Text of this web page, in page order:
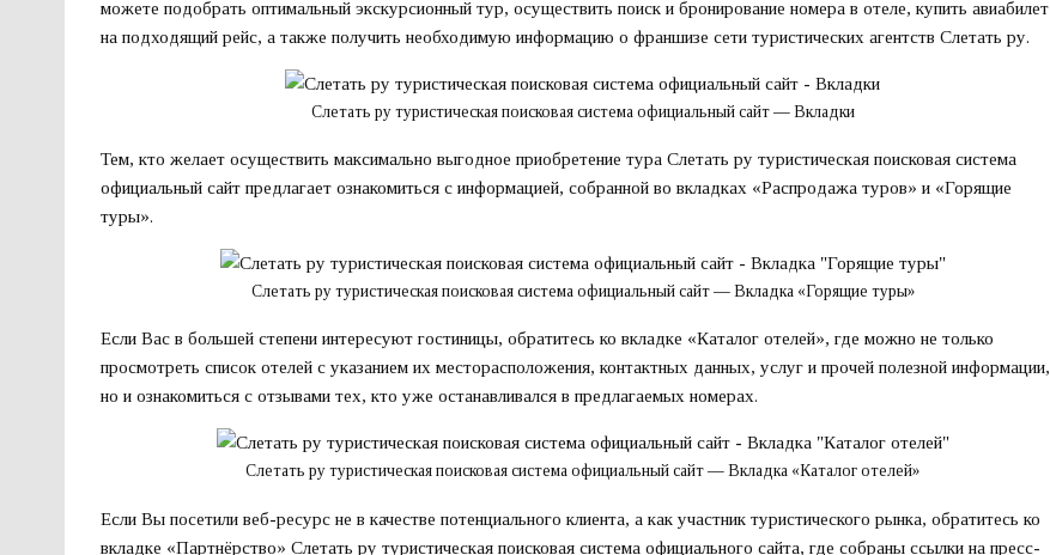
можете подобрать оптимальный экскурсионный тур, осуществить поиск и бронирование номера в отеле, купить авиабилет
на подходящий рейс, а также получить необходимую информацию о франшизе сети туристических агентств Слетать ру.
Слетать ру туристическая поисковая система официальный сайт — Вкладки
Тем, кто желает осуществить максимально выгодное приобретение тура Слетать ру туристическая поисковая система
официальный сайт предлагает ознакомиться с информацией, собранной во вкладках «Распродажа туров» и «Горящие
туры».
Слетать ру туристическая поисковая система официальный сайт — Вкладка «Горящие туры»
Если Вас в большей степени интересуют гостиницы, обратитесь ко вкладке «Каталог отелей», где можно не только
просмотреть список отелей с указанием их месторасположения, контактных данных, услуг и прочей полезной информации,
но и ознакомиться с отзывами тех, кто уже останавливался в предлагаемых номерах.
Слетать ру туристическая поисковая система официальный сайт — Вкладка «Каталог отелей»
Если Вы посетили веб-ресурс не в качестве потенциального клиента, а как участник туристического рынка, обратитесь ко
вкладке «Партнёрство» Слетать ру туристическая поисковая система официального сайта, где собраны ссылки на пресс-